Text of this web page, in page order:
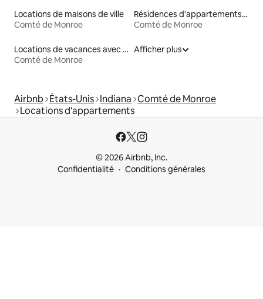
Locations de maisons de ville
Comté de Monroe
Résidences d'appartements en location
Comté de Monroe
Locations de vacances avec piscine
Comté de Monroe
Afficher plus
Airbnb États-Unis Indiana Comté de Monroe
Locations d'appartements
© 2026 Airbnb, Inc.
Confidentialité
Conditions générales